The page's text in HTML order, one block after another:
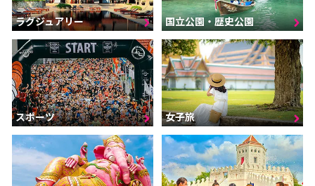
ラグジュアリー 国立公園・歴史公園
スポーツ 女子旅